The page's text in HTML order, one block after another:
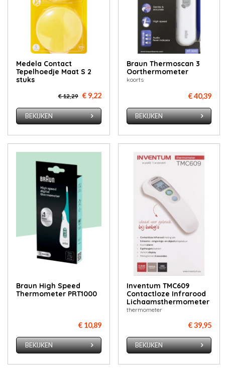
Medela Contact
Tepelhoedje Maat S 2
stuks
€ 12,29 € 9,22
BEKIJKEN
Braun Thermoscan 3
Oorthermometer
koorts
€ 40,39
BEKIJKEN
Braun High Speed
Thermometer PRT1000
€ 10,89
BEKIJKEN
Inventum TMC609
Contactloze Infrarood
Lichaamsthermometer
thermometer
€ 39,95
BEKIJKEN